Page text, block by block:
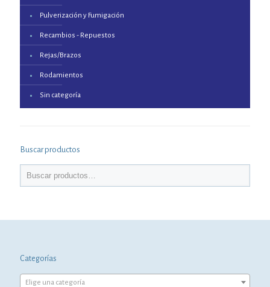
Pulverización y Fumigación
Recambios - Repuestos
Rejas/Brazos
Rodamientos
Sin categoría
Buscar productos
Categorías
Elige una categoría